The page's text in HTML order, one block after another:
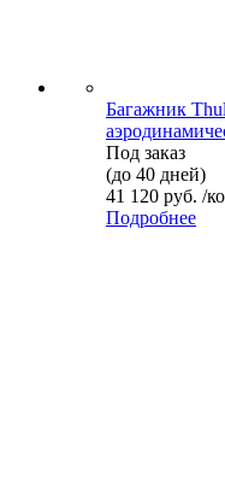
Багажник
Под заказ
(до 40 дней)
41 120 руб. /
Подробнее